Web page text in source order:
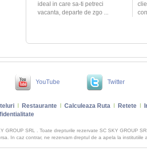
ideal in care sa-ti petreci
vacanta, departe de zgo ...
YouTube Twitter
Restaurante Calculeaza Ruta Retete
GROUP SRL . Toate drepturile rezervate SC SKY GROUP
In caz contrar, ne rezervam dreptul de a apela la institutiile